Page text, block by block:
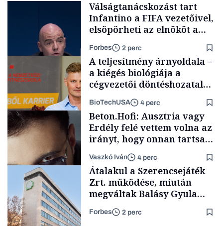
Foci-vb 2026
Válságtanácskozást tart
Infantino a FIFA vezetőivel,
elsöpörheti az elnököt a
világbajnokság
kiárusításának terve
Forbes 2 perc
Content Lab HUB
A teljesítmény árnyoldala –
a kiégés biológiája a
cégvezetői döntéshozatal
BioTechUSA 4 perc
Forbes-sztori
Beton.Hofi: Ausztria vagy
Erdély felé vettem volna az
irányt, hogy onnan tartsam
lélegeztetőgépen a magyar
zenét
Vaszkó Iván 4 perc
Átalakul a Szerencsejáték
Zrt. működése, miután
megváltak Balásy Gyula
cégétől
Forbes 2 perc